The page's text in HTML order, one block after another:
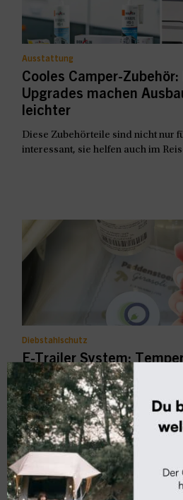
Ausstattung
Cooles Camper-Zubehör:
Upgrades machen
leichter
Diese Zubehörteile sind nicht nur
interessant, sie helfen auch im
Diebstahlschutz
E-Trailer System:
Lebensmittelvorrats
Mit dem Modul E-Temperature
prüfen ob der Lebensmittelvorrat